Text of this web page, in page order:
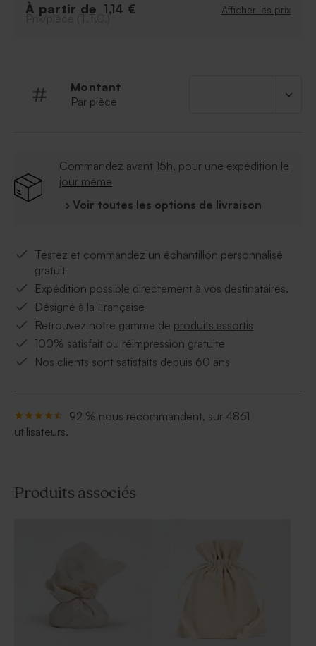
À partir de 1,14 € Afficher les prix
Prix/pièce (T.T.C.)
Montant
Par pièce
Commandez avant 15h, pour une expédition le
jour même
› Voir toutes les options de livraison
Testez et commandez un échantillon personnalisé
gratuit
Expédition possible directement à vos destinataires.
Désigné à la Française
Retrouvez notre gamme de produits assortis
100% satisfait ou réimpression gratuite
Nos clients sont satisfaits depuis 60 ans
92 % nous recommandent, sur 4861
utilisateurs.
Produits associés